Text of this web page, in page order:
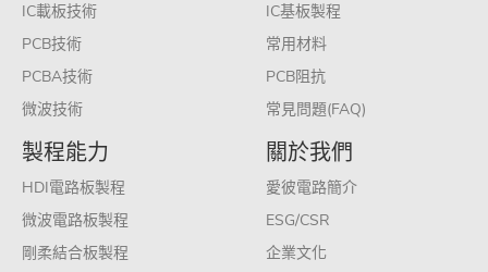
IC載板技術
PCB技術
PCBA技術
微波技術
IC基板製程
常用材料
PCB阻抗
常見問題(FAQ)
製程能力
HDI電路板製程
微波電路板製程
剛柔結合板製程
關於我們
愛彼電路簡介
ESG/CSR
企業文化